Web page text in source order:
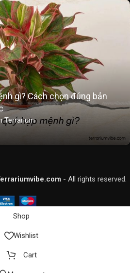
gì? Cách chọn đúng bản
Terrarium
- All rights reserved.
Shop
Wishlist
Cart